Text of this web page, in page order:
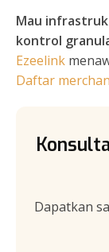
Mau
kontrol
Ezeelink
Daftar
Dapatkan